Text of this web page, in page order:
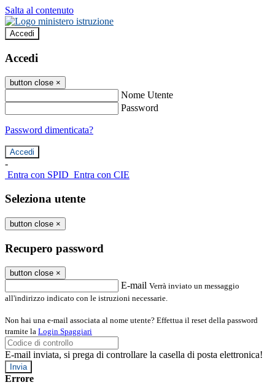
Salta al contenuto
Accedi
Accedi
button close ×
Nome Utente
Password
Password dimenticata?
-
Entra con SPID Entra con CIE
Seleziona utente
button close ×
Recupero password
button close ×
E-mail Verrà inviato un messaggio
all'indirizzo indicato con le istruzioni necessarie.
Non hai una e-mail associata al nome utente? Effettua il reset della password
tramite la Login Spaggiari
E-mail inviata, si prega di controllare la casella di posta elettronica!
Errore